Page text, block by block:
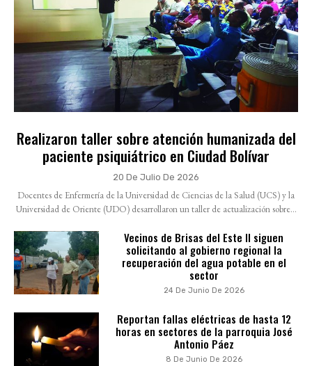
Realizaron taller sobre atención humanizada del
paciente psiquiátrico en Ciudad Bolívar
20 De Julio De 2026
Docentes de Enfermería de la Universidad de Ciencias de la Salud (UCS) y la
Universidad de Oriente (UDO) desarrollaron un taller de actualización sobre...
Vecinos de Brisas del Este II siguen
solicitando al gobierno regional la
recuperación del agua potable en el
sector
24 De Junio De 2026
Reportan fallas eléctricas de hasta 12
horas en sectores de la parroquia José
Antonio Páez
8 De Junio De 2026